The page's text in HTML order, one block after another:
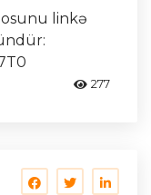
linkə
277